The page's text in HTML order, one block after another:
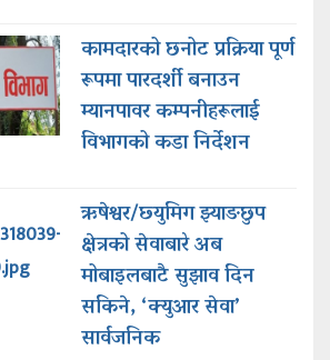
कामदारको छनोट प्रक्रिया पूर्ण
रूपमा पारदर्शी बनाउन
म्यानपावर कम्पनीहरूलाई
विभागको कडा निर्देशन
ऋषेश्वर/छ्युमिग झ्याङछुप
क्षेत्रको सेवाबारे अब
मोबाइलबाटै सुझाव दिन
सकिने, ‘क्युआर सेवा’
सार्वजनिक